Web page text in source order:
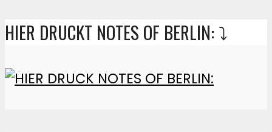
HIER DRUCKT NOTES OF BERLIN: ⤵️